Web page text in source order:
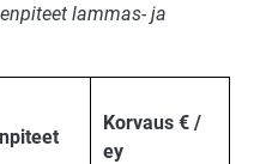
lammas- ja
Korvaus € /
ey